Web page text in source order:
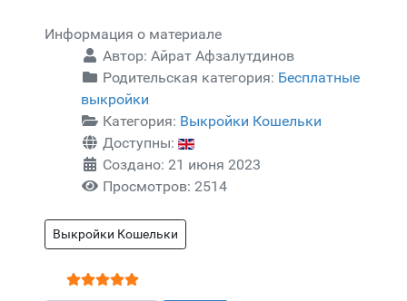
Информация о материале
Автор: Айрат Афзалутдинов
Родительская категория: Бесплатные
выкройки
Категория: Выкройки Кошельки
Доступны:
Создано: 21 июня 2023
Просмотров: 2514
Выкройки Кошельки